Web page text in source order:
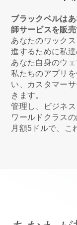
ブラックベルは
師サービスを販
あなたのワック
進するために私
あなた自身のウ
私たちのアプリ
い、カスタマー
きます。
管理し、ビジネ
ワールドクラス
月額5ドルで、こ